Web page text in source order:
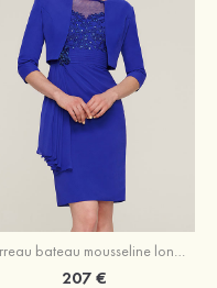
Fourreau bateau mousseline longueur genou robe de mère de la mariée avec appliqué perle plissé veste
207 €